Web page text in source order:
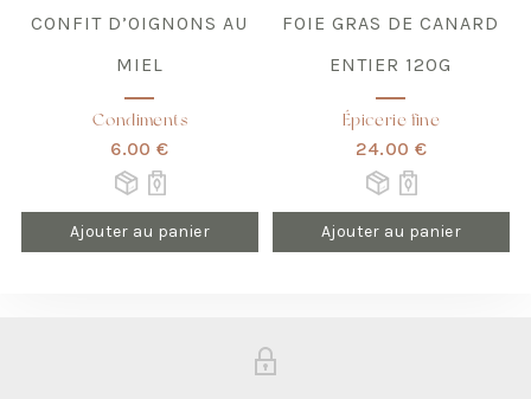
CONFIT D’OIGNONS AU
MIEL
Condiments
6.00 €
Ajouter au panier
FOIE GRAS DE CANARD
ENTIER 120G
Épicerie fine
24.00 €
Ajouter au panier